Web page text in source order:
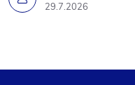
29.7.2026